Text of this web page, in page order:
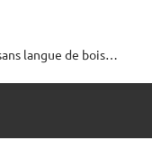
langue de bois…